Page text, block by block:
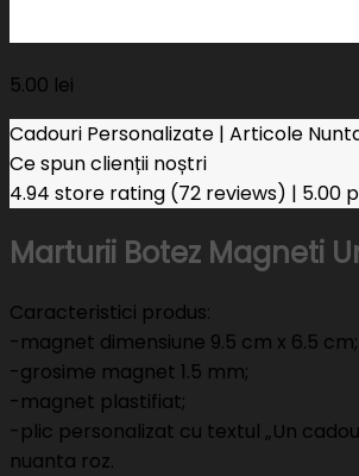
5.00 lei
Cadouri Personalizate | Articole
Ce spun clienții noștri
4.94 store rating (72 reviews) | 5.00
Marturii Botez Magneti
Caracteristici produs:
-magnet dimensiune 9.5 cm x 6.5 cm;
-grosime magnet 1.5 mm;
-magnet plastifiat;
-plic personalizat cu textul „Un
nuanta roz.